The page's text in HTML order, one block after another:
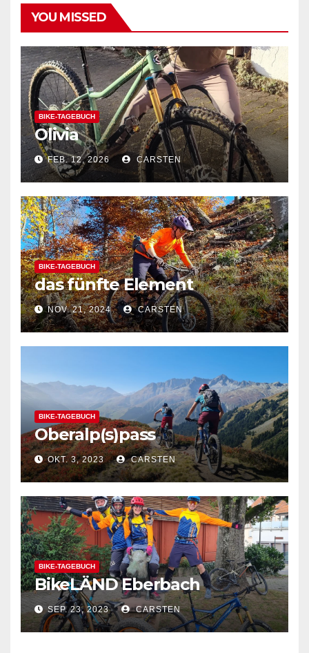
YOU MISSED
BIKE-TAGEBUCH
Olivia
FEB. 12, 2026 CARSTEN
BIKE-TAGEBUCH
das fünfte Element
NOV. 21, 2024 CARSTEN
BIKE-TAGEBUCH
Oberalp(s)pass
OKT. 3, 2023 CARSTEN
BIKE-TAGEBUCH
BikeLÄND Eberbach
SEP. 23, 2023 CARSTEN